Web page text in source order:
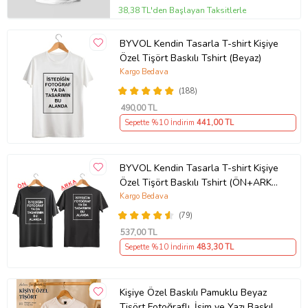
38,38 TL'den Başlayan Taksitlerle
BYVOL Kendin Tasarla T-shirt Kişiye
Özel Tişört Baskılı Tshirt (Beyaz)
(188)
Kargo Bedava
490,00 TL
Sepette %10 İndirim 441,00 TL
BYVOL Kendin Tasarla T-shirt Kişiye
Özel Tişört Baskılı Tshirt (ÖN+ARKA
BASKI) (Siyah)
(79)
Kargo Bedava
537,00 TL
Sepette %10 İndirim 483,30 TL
Kişiye Özel Baskılı Pamuklu Beyaz